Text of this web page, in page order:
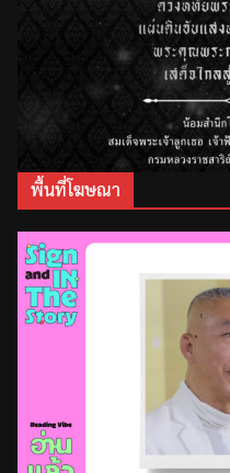
พื้นที่โฆษณา